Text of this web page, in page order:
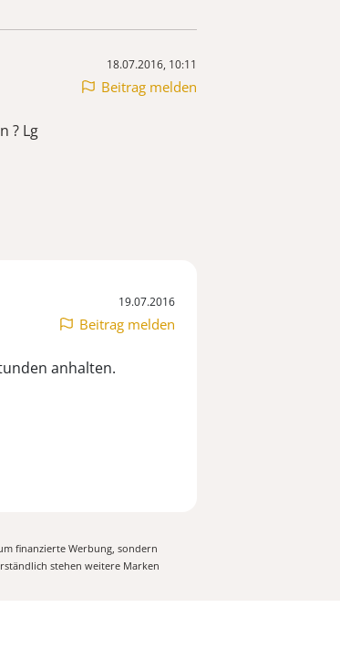
18.07.2016, 10:11
Beitrag melden
? Lg
19.07.2016
Beitrag melden
anhalten.
finanzierte Werbung, sondern
stehen weitere Marken